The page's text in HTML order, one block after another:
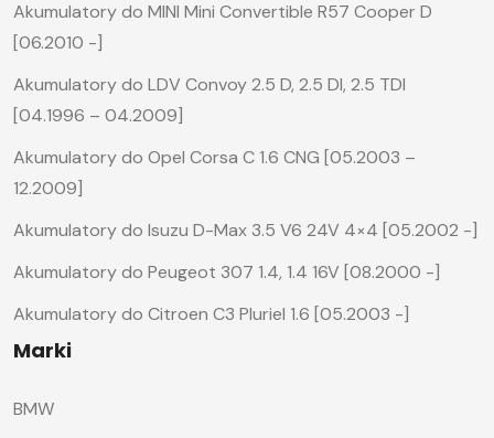
Akumulatory do MINI Mini Convertible R57 Cooper D
[06.2010 -]
Akumulatory do LDV Convoy 2.5 D, 2.5 DI, 2.5 TDI
[04.1996 – 04.2009]
Akumulatory do Opel Corsa C 1.6 CNG [05.2003 –
12.2009]
Akumulatory do Isuzu D-Max 3.5 V6 24V 4×4 [05.2002 -]
Akumulatory do Peugeot 307 1.4, 1.4 16V [08.2000 -]
Akumulatory do Citroen C3 Pluriel 1.6 [05.2003 -]
Marki
BMW